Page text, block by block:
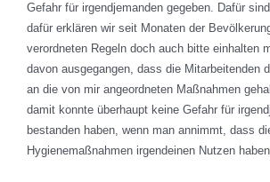
Gefahr für irgendjemanden gegeben. Dafür
dafür erklären wir seit Monaten der
verordneten Regeln doch auch bitte einhalten
davon ausgegangen, dass die Mitarbeitenden
an die von mir angeordneten Maßnahmen
damit konnte überhaupt keine Gefahr für
bestanden haben, wenn man annimmt, dass
Hygienemaßnahmen irgendeinen Nutzen